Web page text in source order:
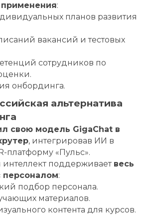
:
планов развития
вакансий и тестовых
сотрудников по
онбординга.
альтернатива
свою модель GigaChat в
, интегрировав ИИ в
платформу «Пульс».
интеллект поддерживает весь
персоналом:
подбор персонала.
материалов.
контента для курсов.